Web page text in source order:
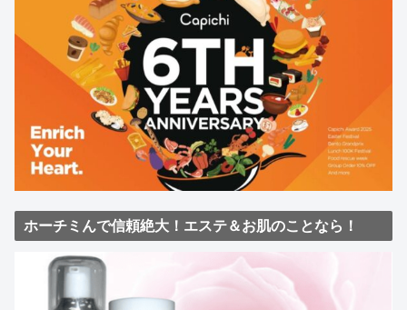
ホーチミんで信頼絶大！エステ＆お肌のことなら！